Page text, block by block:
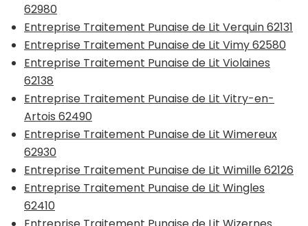
62980
Entreprise Traitement Punaise de Lit Verquin 62131
Entreprise Traitement Punaise de Lit Vimy 62580
Entreprise Traitement Punaise de Lit Violaines
62138
Entreprise Traitement Punaise de Lit Vitry-en-
Artois 62490
Entreprise Traitement Punaise de Lit Wimereux
62930
Entreprise Traitement Punaise de Lit Wimille 62126
Entreprise Traitement Punaise de Lit Wingles
62410